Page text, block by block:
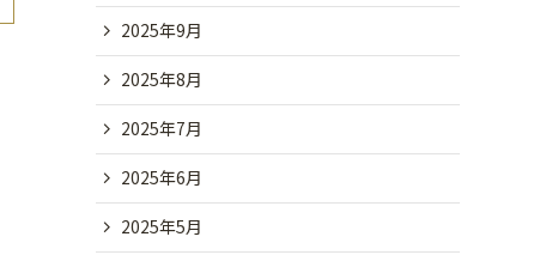
2025年9月
2025年8月
2025年7月
2025年6月
2025年5月